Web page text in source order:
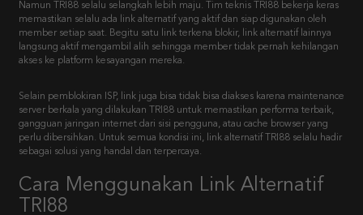
Namun TRI88 selalu selangkah lebih maju. Tim teknis TRI88 bekerja keras
memastikan selalu ada link alternatif yang aktif dan siap digunakan oleh
member setiap saat. Begitu satu link terkena blokir, link alternatif lainnya
langsung aktif mengambil alih sehingga member tidak pernah kehilangan
akses ke platform kesayangan mereka.
Selain pemblokiran ISP, link juga bisa tidak bisa diakses karena maintenance
server berkala yang dilakukan TRI88 untuk memastikan performa terbaik,
gangguan jaringan internet dari sisi pengguna, atau cache browser yang
perlu dibersihkan. Untuk semua kondisi ini, link alternatif TRI88 selalu hadir
sebagai solusi yang handal dan terpercaya.
Cara Menggunakan Link Alternatif
TRI88